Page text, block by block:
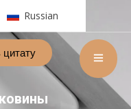
Russian